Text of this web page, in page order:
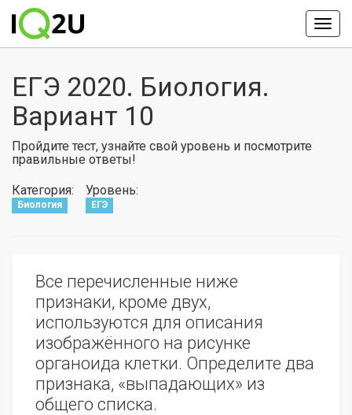
ЕГЭ 2020. Биология.
Вариант 10
Пройдите тест, узнайте свой уровень и посмотрите
правильные ответы!
Категория:
Биология
Уровень:
ЕГЭ
Все перечисленные ниже
признаки, кроме двух,
используются для описания
изображённого на рисунке
органоида клетки. Определите два
признака, «выпадающих» из
общего списка.